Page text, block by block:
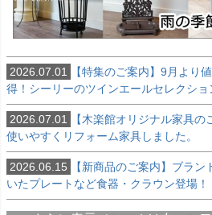
2026.07.01
【特集のご案内】9月より
得！シーリーのツインエールセレクショ
2026.07.01
【木楽館オリジナル家具
使いやすくリフォーム家具しました。
2026.06.15
【新商品のご案内】ブラ
いたプレートなど食器・クラウン登場！